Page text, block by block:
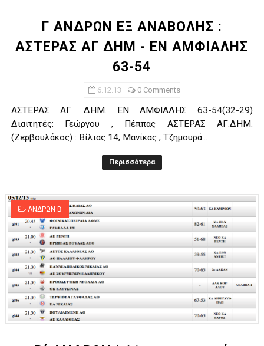
Γ ΑΝΔΡΩΝ ΕΞ ΑΝΑΒΟΛΗΣ :
ΑΣΤΕΡΑΣ ΑΓ ΔΗΜ - ΕΝ ΑΜΦΙΑΛΗΣ
63-54
6.12.13 0 Comments
ΑΣΤΕΡΑΣ ΑΓ. ΔΗΜ. ΕΝ ΑΜΦΙΑΛΗΣ 63-54(32-29)
Διαιτητές: Γεώργου , Πέππας ΑΣΤΕΡΑΣ ΑΓ.ΔΗΜ.
(Ζερβουλάκος) : Βίλιας 14, Μανίκας , Τζημουρά...
Περισσότερα
ΑΝΔΡΩΝ Β